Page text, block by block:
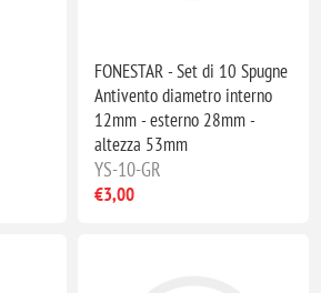
FONESTAR - Set di 10 Spugne
Antivento diametro interno
12mm - esterno 28mm -
altezza 53mm
YS-10-GR
€3,00